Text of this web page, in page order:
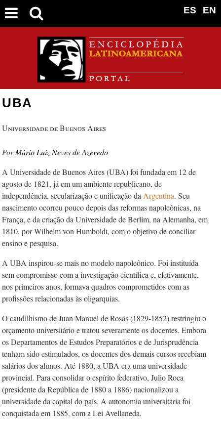
EN
ES
UBA
Universidade de Buenos Aires
Mário Luiz Neves de Azevedo
A Universidade de Buenos Aires (UBA) foi fundada em 12 de
agosto de 1821, já em um ambiente republicano, de
independência, secularização e unificação da Argentina. Seu
nascimento ocorreu pouco depois das reformas napoleônicas, na
França, e da criação da Universidade de Berlim, na Alemanha, em
1810, por Wilhelm von Humboldt, com o objetivo de conciliar
ensino e pesquisa.
A UBA inspirou-se mais no modelo napoleônico. Foi instituída
sem compromisso com a investigação científica e, efetivamente,
nos primeiros anos, formava quadros comprometidos com as
profissões relacionadas às oligarquias.
O caudilhismo de Juan Manuel de Rosas (1829-1852) restringiu o
orçamento universitário e tratou severamente os docentes. Embora
os Departamentos de Estudos Preparatórios e de Jurisprudência
tenham sido estimulados, os docentes dos demais cursos recebiam
salários dos alunos. Até 1880, a UBA era uma universidade
provincial. Para consolidar o espírito federativo, Julio Roca
(presidente da República de 1880 a 1886) nacionalizou a
universidade da capital do país. A autonomia universitária foi
conquistada em 1885, com a Lei Avellaneda.